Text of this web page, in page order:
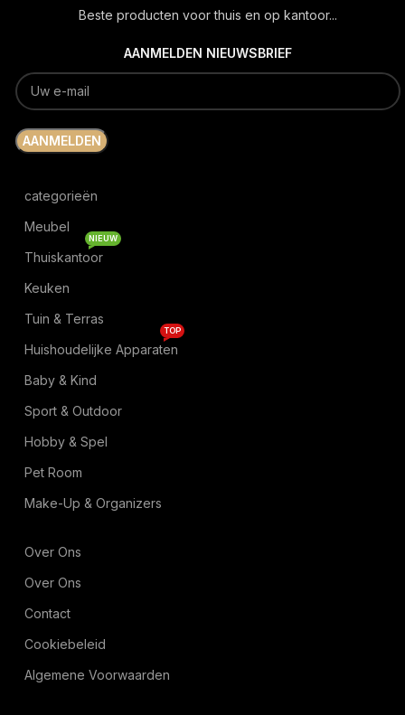
Beste producten voor thuis en op kantoor...
AANMELDEN NIEUWSBRIEF
categorieën
Meubel
Thuiskantoor
NIEUW
Keuken
Tuin & Terras
Huishoudelijke Apparaten
TOP
Baby & Kind
Sport & Outdoor
Hobby & Spel
Pet Room
Make-Up & Organizers
Over Ons
Over Ons
Contact
Cookiebeleid
Algemene Voorwaarden